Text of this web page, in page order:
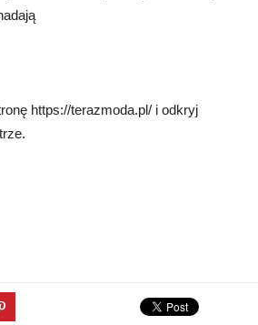
https://terazmoda.pl/ i odkryj